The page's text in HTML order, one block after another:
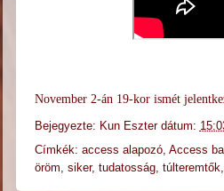
November 2-án 19-kor ismét
Bejegyezte: Kun Eszter dátum:
Címkék: access alapozó, Access
öröm, siker, tudatosság, túlteremtők,